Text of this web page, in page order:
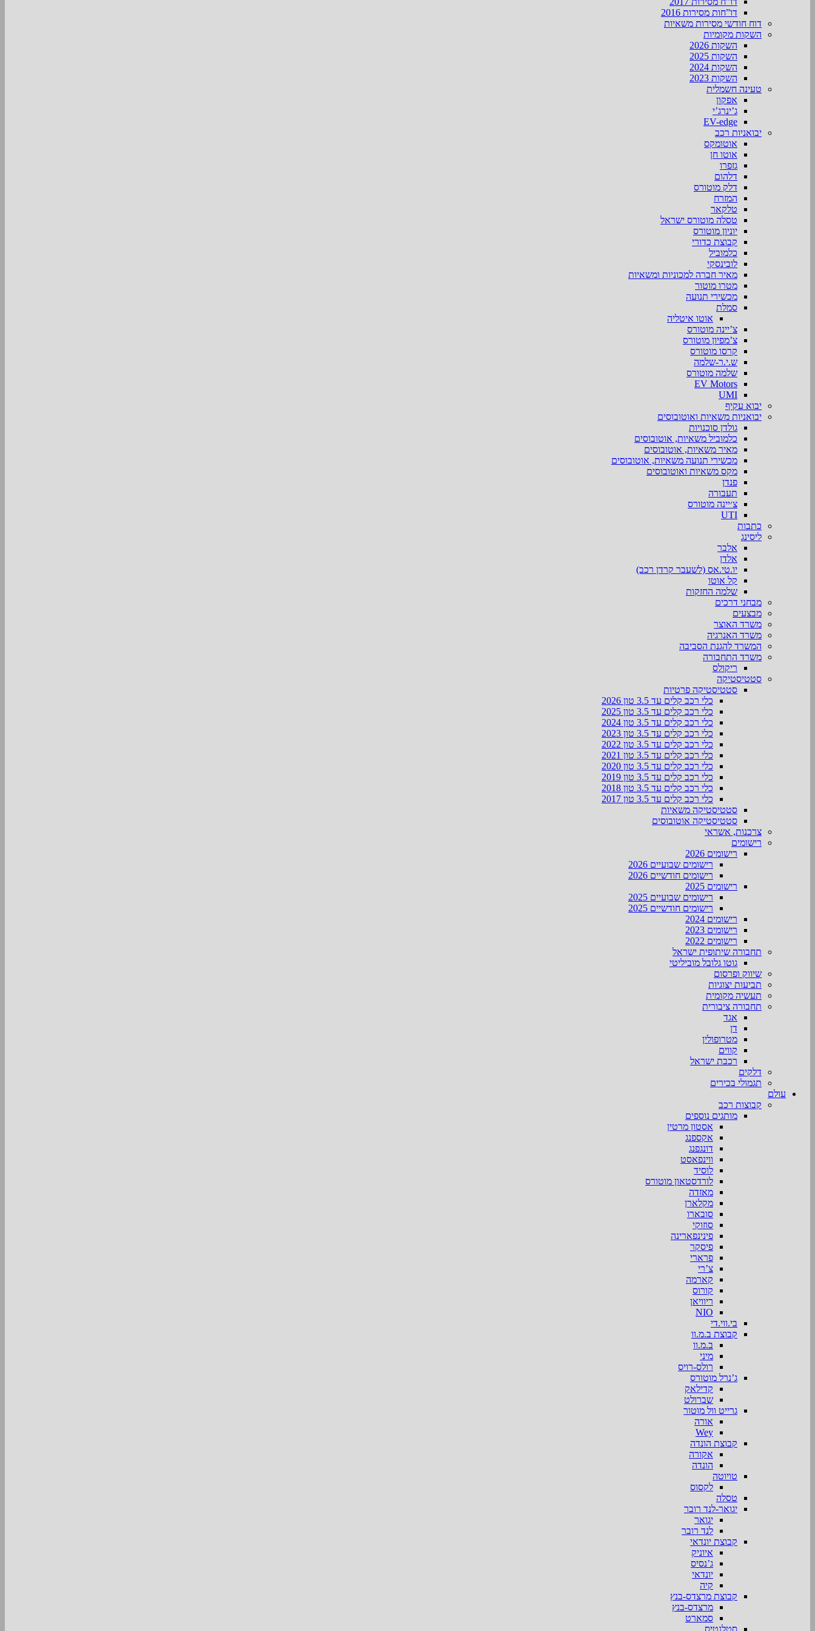
דו”חות מסירות 2016
דוח חודשי מסירות משאיות
השקות מקומיות
השקות 2026
השקות 2025
השקות 2024
השקות 2023
טעינה חשמלית
אפקון
ג’ינרג’י
EV-edge
יבואניות רכב
אוטומקס
אוטו חן
גזפרו
דלהום
דלק מוטורס
המזרח
טלקאר
טסלה מוטורס ישראל
יוניון מוטורס
קבוצת כדורי
כלמוביל
לובינסקי
מאיר חברה למכוניות ומשאיות
מטרו מוטור
מכשירי תנועה
סמלת
אוטו איטליה
צ’יינה מוטורס
צ’מפיון מוטורס
קרסו מוטורס
ש.י.ר-שלמה
שלמה מוטורס
EV Motors
UMI
יבוא עקיף
יבואניות משאיות ואוטובוסים
גולדן סוכנויות
כלמוביל משאיות, אוטובוסים
מאיר משאיות, אוטובוסים
מכשירי תנועה משאיות, אוטובוסים
מקס משאיות ואוטובוסים
פנדן
תעבורה
צ׳יינה מוטורס
UTI
כתבות
ליסינג
אלבר
אלדן
יו.טי.אס (לשעבר קרדן רכב)
קל אוטו
שלמה החזקות
מבחני דרכים
מבצעים
משרד האוצר
משרד האנרגיה
המשרד להגנת הסביבה
משרד התחבורה
ריקולס
סטטיסטיקה
סטטיסטיקה פרטיות
כלי רכב קלים עד 3.5 טון 2026
כלי רכב קלים עד 3.5 טון 2025
כלי רכב קלים עד 3.5 טון 2024
כלי רכב קלים עד 3.5 טון 2023
כלי רכב קלים עד 3.5 טון 2022
כלי רכב קלים עד 3.5 טון 2021
כלי רכב קלים עד 3.5 טון 2020
כלי רכב קלים עד 3.5 טון 2019
כלי רכב קלים עד 3.5 טון 2018
כלי רכב קלים עד 3.5 טון 2017
סטטיסטיקה משאיות
סטטיסטיקה אוטובוסים
צרכנות, אשראי
רישומים
רישומים 2026
רישומים שבועיים 2026
רישומים חודשיים 2026
רישומים 2025
רישומים שבועיים 2025
רישומים חודשיים 2025
רישומים 2024
רישומים 2023
רישומים 2022
תחבורה שיתופית ישראל
גוטו גלובל מוביליטי
שיווק ופרסום
תביעות יצוגיות
תעשיה מקומית
תחבורה ציבורית
אגד
דן
מטרופולין
קווים
רכבת ישראל
דלקים
תגמולי בכירים
עולם
קבוצות רכב
מותגים נוספים
אסטון מרטין
אקספנג
דונגפנג
ווינפאסט
לוסיד
לורדסטאון מוטורס
מאזדה
מקלארן
סובארו
סוזוקי
פינינפארינה
פיסקר
פרארי
צ’רי
קארמה
קורוס
ריוויאן
NIO
בי.ווי.די
קבוצת ב.מ.וו
ב.מ.וו
מיני
רולס-רויס
ג’נרל מוטורס
קדילאק
שברולט
גרייט וול מוטור
אורה
Wey
קבוצת הונדה
אקורה
הונדה
טויוטה
לקסוס
טסלה
יגואר-לנד רובר
יגואר
לנד רובר
קבוצת יונדאי
איוניק
ג’נסיס
יונדאי
קיה
קבוצת מרצדס-בנץ
מרצדס-בנץ
סמארט
סטלנטיס